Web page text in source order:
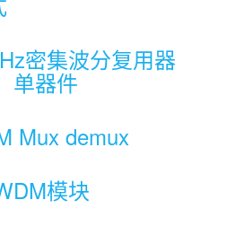
密集波分复用器
单器件
Mux demux
模块